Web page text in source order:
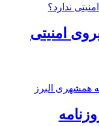
امنیتی